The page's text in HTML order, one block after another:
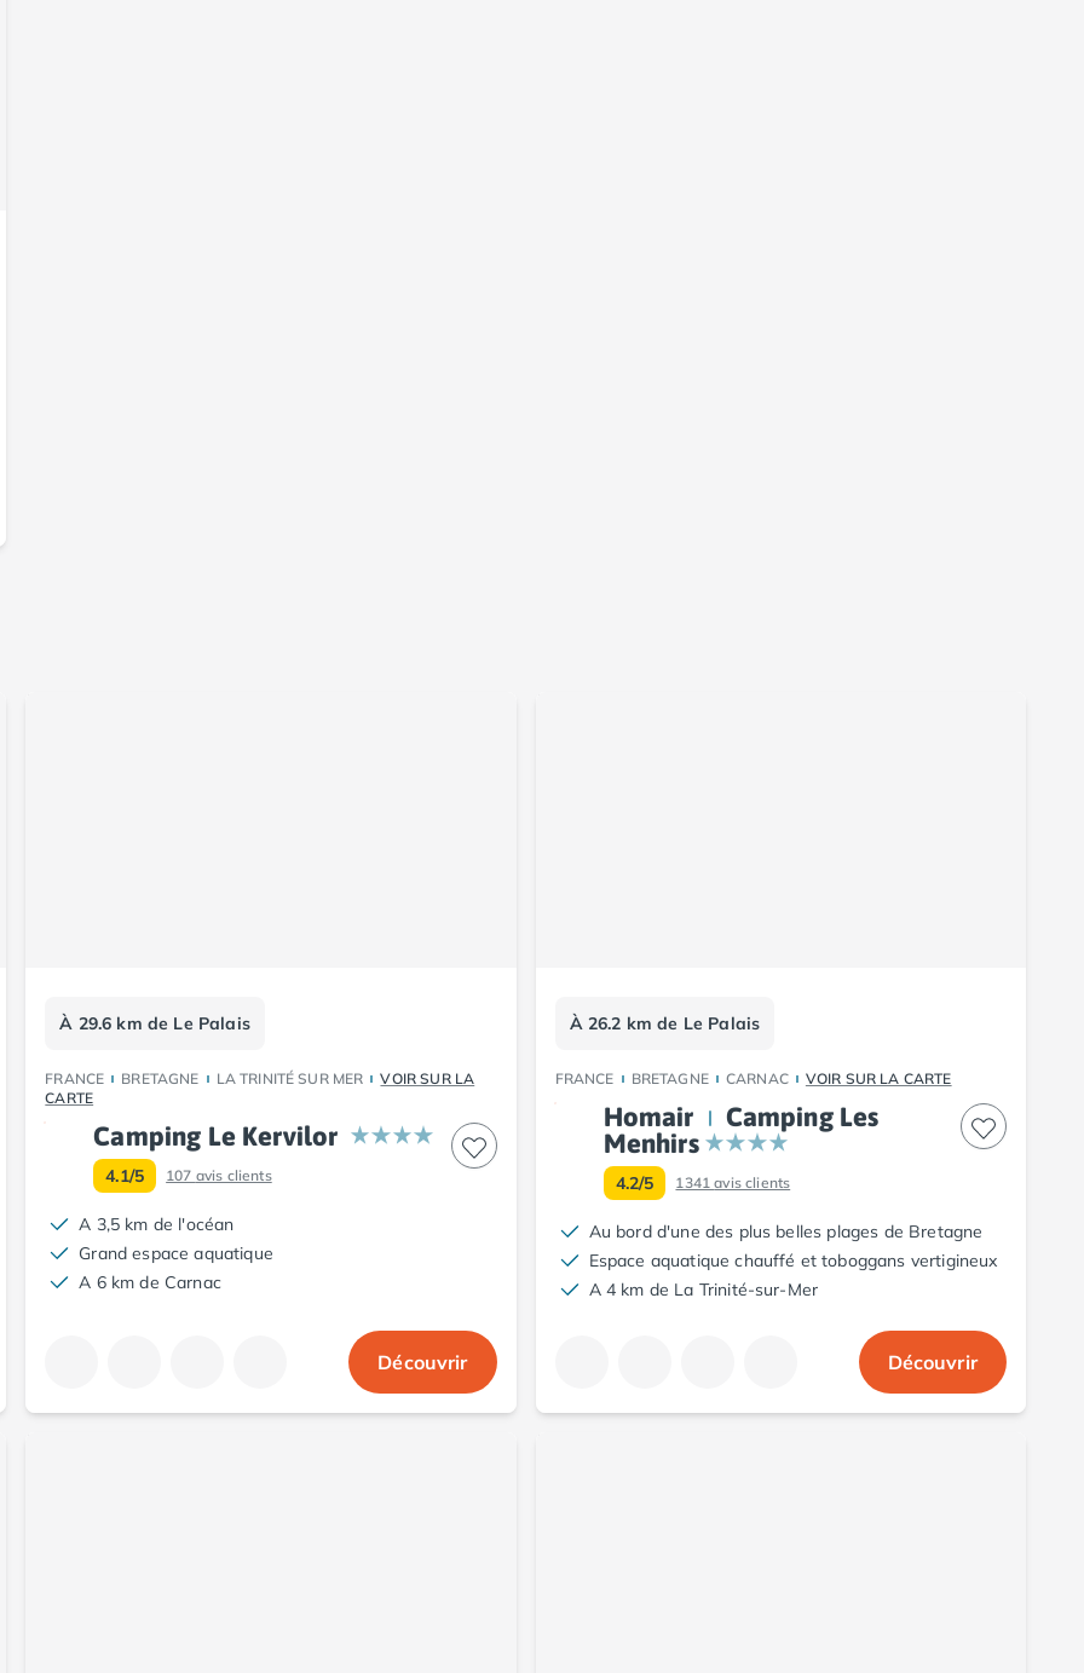
À 29.6 km de Le Palais
FRANCE BRETAGNE LA TRINITÉ SUR MER
VOIR SUR LA
CARTE
Camping Le Kervilor
4.1/5 107 avis clients
A 3,5 km de l'océan
Grand espace aquatique
A 6 km de Carnac
Découvrir
À 26.2 km de Le Palais
FRANCE BRETAGNE CARNAC VOIR SUR LA CARTE
Homair
Camping Les
Menhirs
4.2/5 1341avis clients
Au bord d'une des plus belles plages de Bretagne
Espace aquatique chauffé et toboggans vertigineux
A 4 km de La Trinité-sur-Mer
Découvrir